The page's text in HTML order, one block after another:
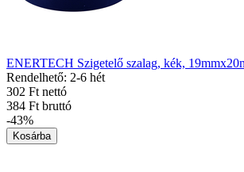
ENERTECH Szigetelő szalag, kék,
Rendelhető: 2-6 hét
302 Ft nettó
384 Ft bruttó
-43%
Kosárba